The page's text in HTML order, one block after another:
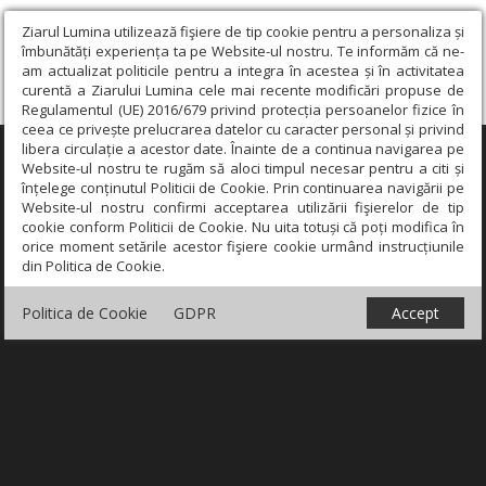
Ziarul Lumina utilizează fişiere de tip cookie pentru a personaliza și
îmbunătăți experiența ta pe Website-ul nostru. Te informăm că ne-
am actualizat politicile pentru a integra în acestea și în activitatea
curentă a Ziarului Lumina cele mai recente modificări propuse de
Regulamentul (UE) 2016/679 privind protecția persoanelor fizice în
ceea ce privește prelucrarea datelor cu caracter personal și privind
libera circulație a acestor date. Înainte de a continua navigarea pe
Website-ul nostru te rugăm să aloci timpul necesar pentru a citi și
înțelege conținutul Politicii de Cookie. Prin continuarea navigării pe
Website-ul nostru confirmi acceptarea utilizării fişierelor de tip
cookie conform Politicii de Cookie. Nu uita totuși că poți modifica în
orice moment setările acestor fişiere cookie urmând instrucțiunile
din Politica de Cookie.
Politica de Cookie GDPR Accept
×